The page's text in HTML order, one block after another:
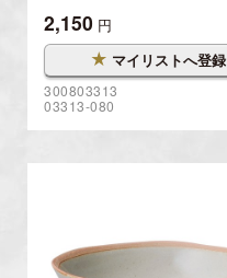
2,150 円
★ マイリストへ登録
300803313
03313-080